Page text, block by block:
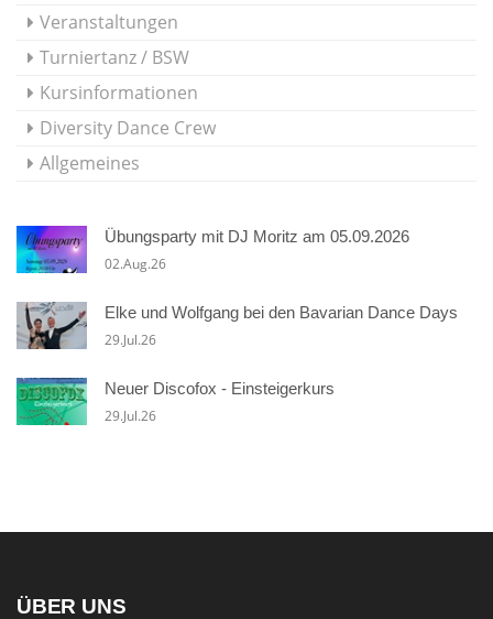
Veranstaltungen
Turniertanz / BSW
Kursinformationen
Diversity Dance Crew
Allgemeines
Übungsparty mit DJ Moritz am 05.09.2026
02.Aug.26
Elke und Wolfgang bei den Bavarian Dance Days
29.Jul.26
Neuer Discofox - Einsteigerkurs
29.Jul.26
ÜBER UNS